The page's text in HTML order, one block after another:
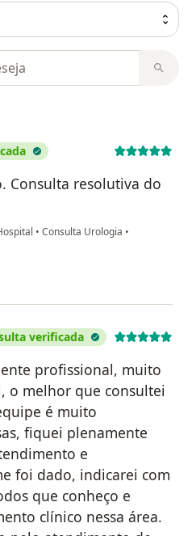
Consulta resolutiva do
• Consulta Urologia •
verificada
profissional, muito
o melhor que consultei
é muito
fiquei plenamente
e
foi dado, indicarei com
que conheço e
clínico nessa área.